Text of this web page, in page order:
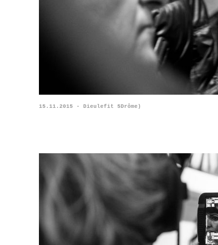
15.11.2015 - Dieulefit 5Drôme)